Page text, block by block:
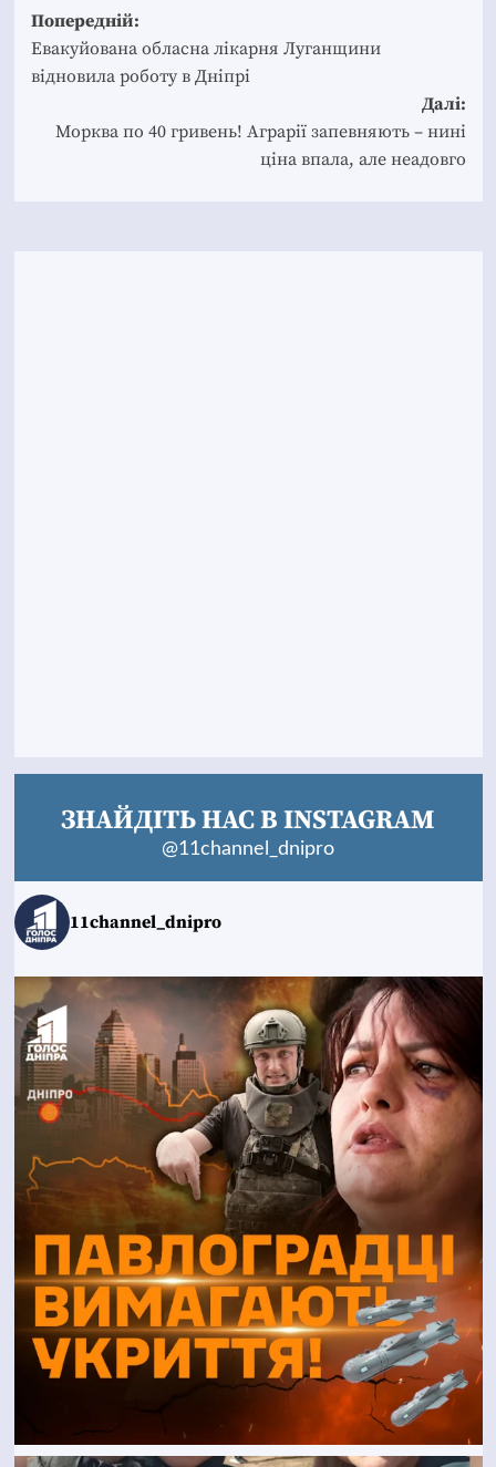
Post
navigation
Попередній:
Евакуйована обласна лікарня Луганщини
відновила роботу в Дніпрі
Далі:
Морква по 40 гривень! Аграрії запевняють – нині
ціна впала, але неадовго
ЗНАЙДІТЬ НАС В INSTAGRAM
@11channel_dnipro
11channel_dnipro